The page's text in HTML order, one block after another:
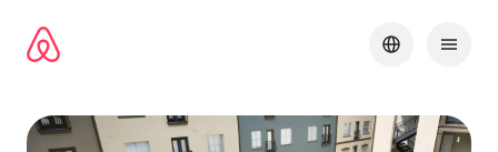
contenido